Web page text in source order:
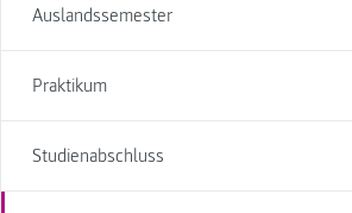
Auslandssemester
Praktikum
Studienabschluss